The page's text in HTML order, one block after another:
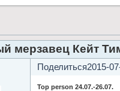
мерзавец Кейт
Поделиться2015-
Top person 24.07.-26.07.